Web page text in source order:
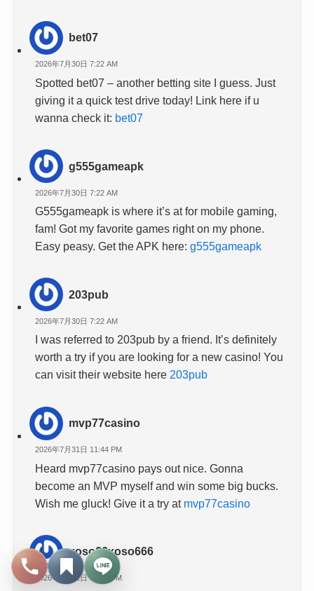
bet07
2026年7月30日 7:22 AM
Spotted bet07 – another betting site I guess. Just
giving it a quick test drive today! Link here if u
wanna check it: bet07
g555gameapk
2026年7月30日 7:22 AM
G555gameapk is where it’s at for mobile gaming,
fam! Got my favorite games right on my phone.
Easy peasy. Get the APK here:g555gameapk
203pub
2026年7月30日 7:22 AM
I was referred to 203pub by a friend. It’s definitely
worth a try if you are looking for a new casino! You
can visit their website here 203pub
mvp77casino
2026年7月31日 11:44 PM
Heard mvp77casino pays out nice. Gonna
become an MVP myself and win some big bucks.
Wish me gluck! Give it a try at mvp77casino
xoso66xoso666
2026年7月31日 11:45 PM